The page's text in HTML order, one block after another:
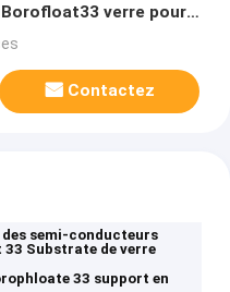
verre pour
Contactez
semi-conducteurs
Substrate de verre
33 support en